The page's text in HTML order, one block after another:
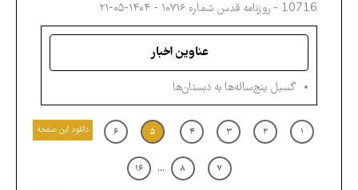
10716 - روزنامه قدس شماره ۱۰۷۱۶ - ۱۴۰۴-۰۵-۲۱
عناوین اخبار
گسیل پنج‌ساله‌ها به دبستان‌ها
۱ ۲ ۳ ۴ دانلود این صفحه ۵ ۶
۷ ۸ ... ۱۶